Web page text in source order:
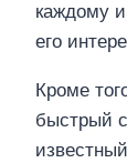
каждому
его
Кроме
быстрый